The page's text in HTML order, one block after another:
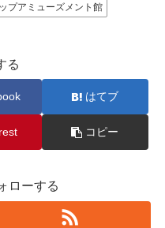
プアミューズメント館
る
はてブ
コピー
ローする